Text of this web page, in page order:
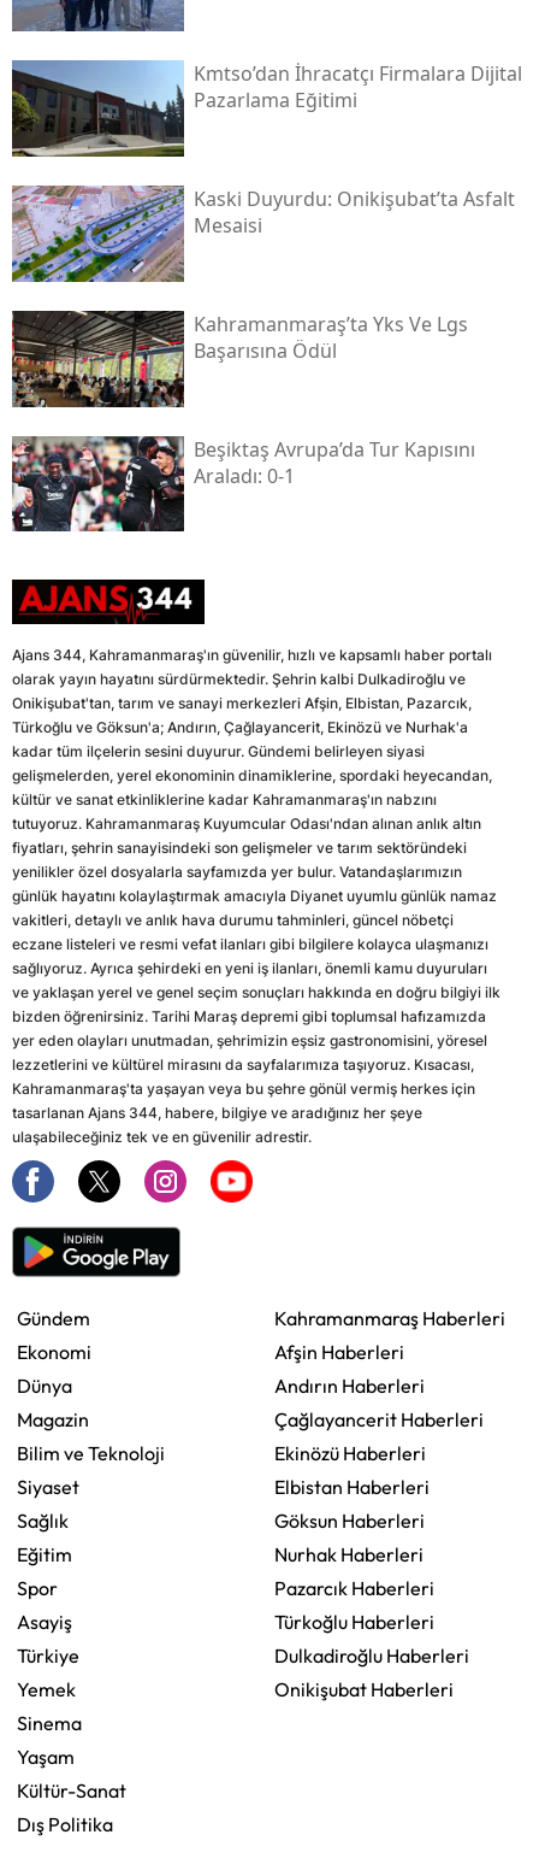
Kmtso’dan İhracatçı Firmalara Dijital
Pazarlama Eğitimi
Kaski̇ Duyurdu: Onikişubat’ta Asfalt
Mesaisi
Kahramanmaraş’ta Yks Ve Lgs
Başarısına Ödül
Beşiktaş Avrupa’da Tur Kapısını
Araladı: 0-1
Ajans 344, Kahramanmaraş'ın güvenilir, hızlı ve kapsamlı haber portalı
olarak yayın hayatını sürdürmektedir. Şehrin kalbi Dulkadiroğlu ve
Onikişubat'tan, tarım ve sanayi merkezleri Afşin, Elbistan, Pazarcık,
Türkoğlu ve Göksun'a; Andırın, Çağlayancerit, Ekinözü ve Nurhak'a
kadar tüm ilçelerin sesini duyurur. Gündemi belirleyen siyasi
gelişmelerden, yerel ekonominin dinamiklerine, spordaki heyecandan,
kültür ve sanat etkinliklerine kadar Kahramanmaraş'ın nabzını
tutuyoruz. Kahramanmaraş Kuyumcular Odası'ndan alınan anlık altın
fiyatları, şehrin sanayisindeki son gelişmeler ve tarım sektöründeki
yenilikler özel dosyalarla sayfamızda yer bulur. Vatandaşlarımızın
günlük hayatını kolaylaştırmak amacıyla Diyanet uyumlu günlük namaz
vakitleri, detaylı ve anlık hava durumu tahminleri, güncel nöbetçi
eczane listeleri ve resmi vefat ilanları gibi bilgilere kolayca ulaşmanızı
sağlıyoruz. Ayrıca şehirdeki en yeni iş ilanları, önemli kamu duyuruları
ve yaklaşan yerel ve genel seçim sonuçları hakkında en doğru bilgiyi ilk
bizden öğrenirsiniz. Tarihi Maraş depremi gibi toplumsal hafızamızda
yer eden olayları unutmadan, şehrimizin eşsiz gastronomisini, yöresel
lezzetlerini ve kültürel mirasını da sayfalarımıza taşıyoruz. Kısacası,
Kahramanmaraş'ta yaşayan veya bu şehre gönül vermiş herkes için
tasarlanan Ajans 344, habere, bilgiye ve aradığınız her şeye
ulaşabileceğiniz tek ve en güvenilir adrestir.
Gündem
Ekonomi
Dünya
Magazin
Bilim ve Teknoloji
Siyaset
Sağlık
Eğitim
Spor
Asayiş
Türkiye
Yemek
Sinema
Yaşam
Kültür-Sanat
Dış Politika
Kahramanmaraş Haberleri
Afşin Haberleri
Andırın Haberleri
Çağlayancerit Haberleri
Ekinözü Haberleri
Elbistan Haberleri
Göksun Haberleri
Nurhak Haberleri
Pazarcık Haberleri
Türkoğlu Haberleri
Dulkadiroğlu Haberleri
Onikişubat Haberleri